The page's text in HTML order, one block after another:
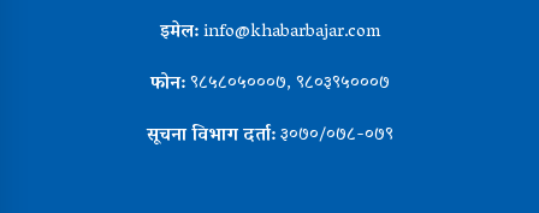
इमेल:info@khabarbajar.com
फोन:९८५८०५०००७, ९८०३९५०००७
सूचना विभाग दर्ता:३०७०/०७८-०७९